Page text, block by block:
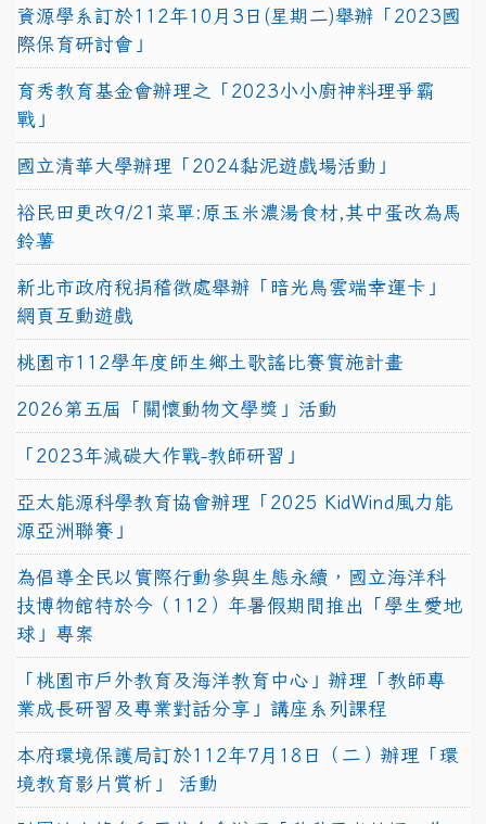
資源學系訂於112年10月3日(星期二)舉辦「2023國
際保育研討會」
育秀教育基金會辦理之「2023小小廚神料理爭霸
戰」
國立清華大學辦理「2024黏泥遊戲場活動」
裕民田更改9/21菜單:原玉米濃湯食材,其中蛋改為馬
鈴薯
新北市政府稅捐稽徵處舉辦「暗光鳥雲端幸運卡」
網頁互動遊戲
桃園市112學年度師生鄉土歌謠比賽實施計畫
2026第五屆「關懷動物文學獎」活動
「2023年減碳大作戰-教師研習」
亞太能源科學教育協會辦理「2025 KidWind風力能
源亞洲聯賽」
為倡導全民以實際行動參與生態永續，國立海洋科
技博物館特於今（112）年暑假期間推出「學生愛地
球」專案
「桃園市戶外教育及海洋教育中心」辦理「教師專
業成長研習及專業對話分享」講座系列課程
本府環境保護局訂於112年7月18日（二）辦理「環
境教育影片賞析」 活動